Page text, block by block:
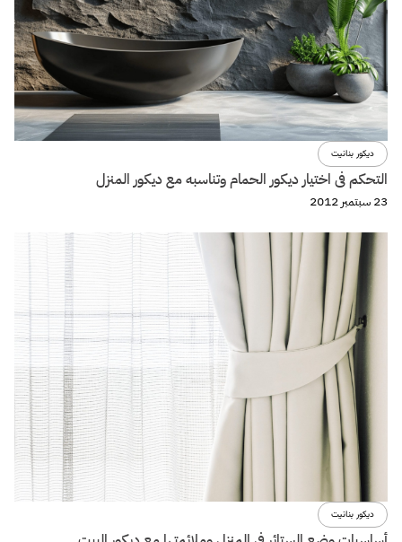
ديكور بنانيت
التحكم فى اختيار ديكور الحمام وتناسبه مع ديكور المنزل
23 سبتمبر 2012
ديكور بنانيت